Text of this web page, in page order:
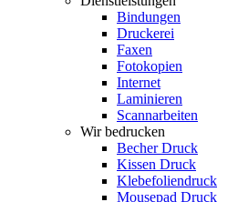
Bindungen
Druckerei
Faxen
Fotokopien
Internet
Laminieren
Scannarbeiten
Wir bedrucken
Becher Druck
Kissen Druck
Klebefoliendruck
Mousepad Druck